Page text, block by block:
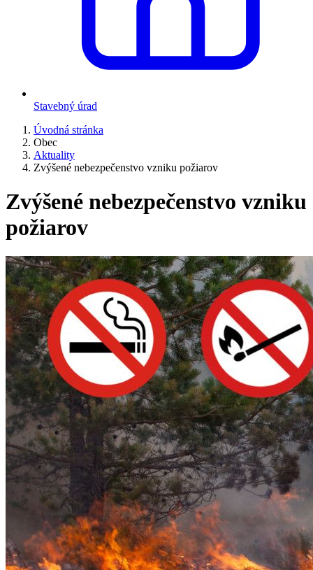
Stavebný úrad
Úvodná stránka
Obec
Aktuality
Zvýšené nebezpečenstvo vzniku požiarov
Zvýšené nebezpečenstvo vzniku
požiarov